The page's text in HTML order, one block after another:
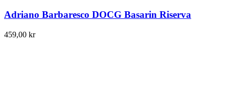
Adriano Barbaresco DOCG Basarin Riserva
459,00 kr